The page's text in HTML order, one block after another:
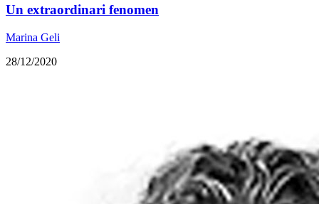
Un extraordinari fenomen
Marina Geli
28/12/2020